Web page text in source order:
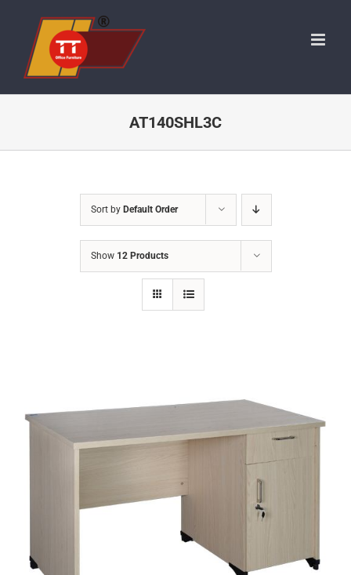
content
AT140SHL3C
Sort by Default Order
Show 12 Products